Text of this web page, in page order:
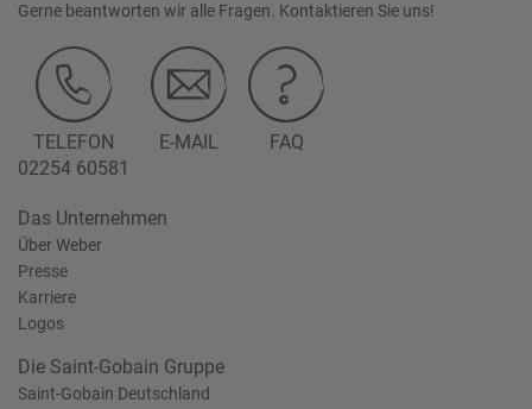
Gerne beantworten wir alle Fragen. Kontaktieren Sie uns!
TELEFON
02254 60581
E-MAIL FAQ
Das Unternehmen
Über Weber
Presse
Karriere
Logos
Die Saint-Gobain Gruppe
Saint-Gobain Deutschland